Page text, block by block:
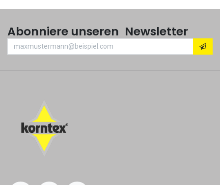
Abonniere unseren Newsletter